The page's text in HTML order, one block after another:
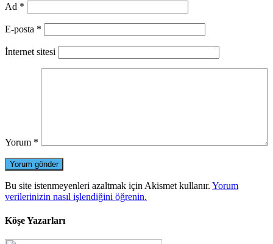
Ad *
E-posta *
İnternet sitesi
Yorum *
Bu site istenmeyenleri azaltmak için Akismet kullanır. Yorum
verilerinizin nasıl işlendiğini öğrenin.
Köşe Yazarları